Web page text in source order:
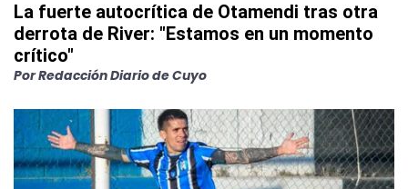
La fuerte autocrítica de Otamendi tras otra
derrota de River: "Estamos en un momento
crítico"
PorRedacción Diario de Cuyo